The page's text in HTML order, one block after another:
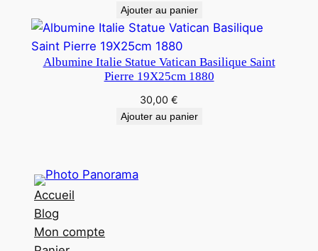
Ajouter au panier
Albumine Italie Statue Vatican Basilique Saint
Pierre 19X25cm 1880
30,00 €
Ajouter au panier
Accueil
Blog
Mon compte